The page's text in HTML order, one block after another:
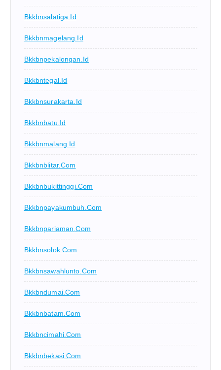
Bkkbnsalatiga.id
Bkkbnmagelang.id
Bkkbnpekalongan.id
Bkkbntegal.id
Bkkbnsurakarta.id
Bkkbnbatu.id
Bkkbnmalang.id
Bkkbnblitar.com
Bkkbnbukittinggi.com
Bkkbnpayakumbuh.com
Bkkbnpariaman.com
Bkkbnsolok.com
Bkkbnsawahlunto.com
Bkkbndumai.com
Bkkbnbatam.com
Bkkbncimahi.com
Bkkbnbekasi.com